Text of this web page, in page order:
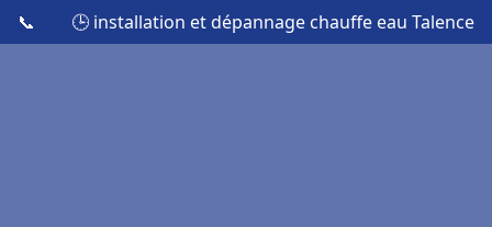
📞 🕒 installation et dépannage chauffe eau Talence